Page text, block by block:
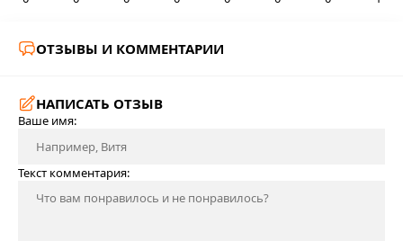
ОТЗЫВЫ И КОММЕНТАРИИ
НАПИСАТЬ ОТЗЫВ
Ваше имя:
Текст комментария: